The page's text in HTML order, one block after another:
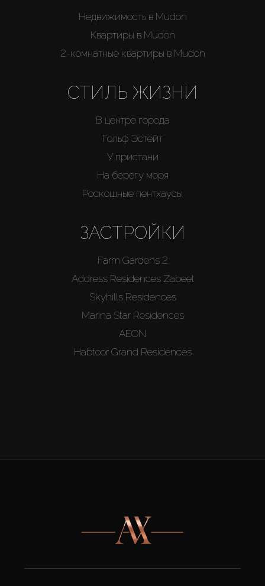
Недвижимость в Mudon
Квартиры в Mudon
2-комнатные квартиры в Mudon
СТИЛЬ ЖИЗНИ
В центре города
Гольф Эстейт
У пристани
На берегу моря
Роскошные пентхаусы
ЗАСТРОЙКИ
Farm Gardens 2
Address Residences Zabeel
Skyhills Residences
Marina Star Residences
AEON
Habtoor Grand Residences